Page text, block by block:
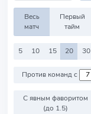
Весь
матч
Первый
тайм
5 10 15 20 30
Против команд с
С явным фаворитом
(до 1.5)